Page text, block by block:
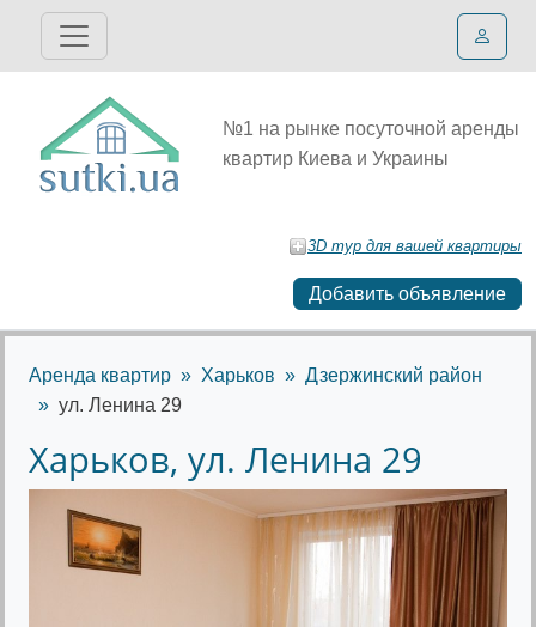
№1 на рынке посуточной аренды
квартир Киева и Украины
3D тур для вашей квартиры
Добавить объявление
Аренда квартир Харьков
Дзержинский район
ул. Ленина 29
Харьков, ул. Ленина 29